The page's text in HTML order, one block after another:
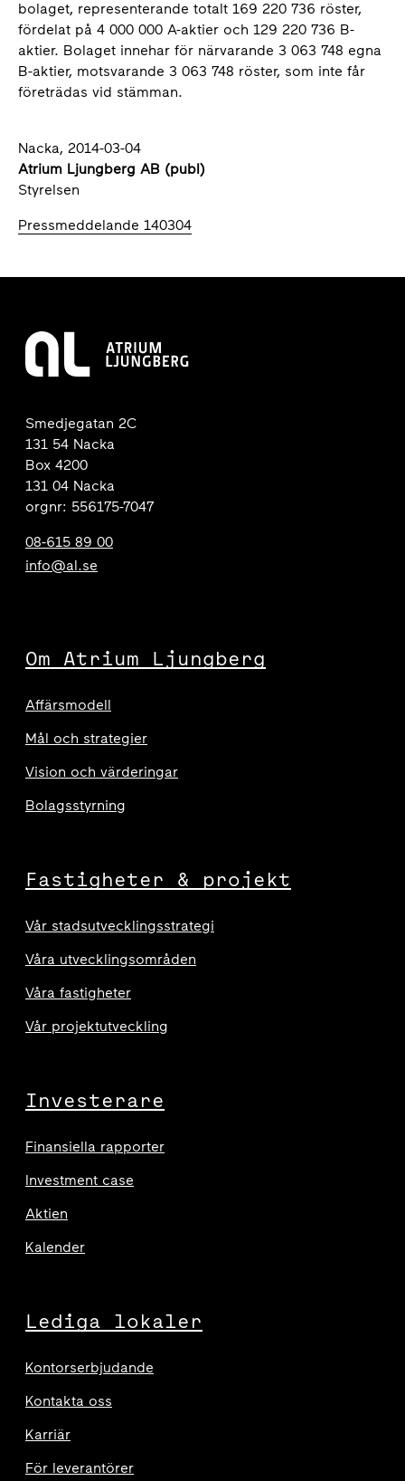
bolaget, representerande totalt 169 220 736 röster,
fördelat på 4 000 000 A-aktier och 129 220 736 B-
aktier. Bolaget innehar för närvarande 3 063 748 egna
B-aktier, motsvarande 3 063 748 röster, som inte får
företrädas vid stämman.
Nacka, 2014-03-04
Atrium Ljungberg AB (publ)
Styrelsen
Pressmeddelande 140304
Smedjegatan 2C
131 54 Nacka
Box 4200
131 04 Nacka
orgnr: 556175-7047
08-615 89 00
info@al.se
Om Atrium Ljungberg
Affärsmodell
Mål och strategier
Vision och värderingar
Bolagsstyrning
Fastigheter & projekt
Vår stadsutvecklingsstrategi
Våra utvecklingsområden
Våra fastigheter
Vår projektutveckling
Investerare
Finansiella rapporter
Investment case
Aktien
Kalender
Lediga lokaler
Kontorserbjudande
Kontakta oss
Karriär
För leverantörer